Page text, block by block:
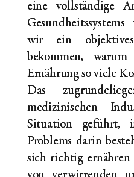
eine vollständige
wir ein
bekommen,
Ernährung so viele
Das
medizinischen
Situation
Problems darin
sich richtig